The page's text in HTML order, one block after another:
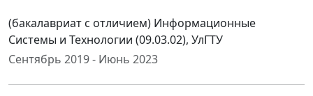
(бакалавриат с отличием) Информационные
Системы и Технологии (09.03.02), УлГТУ
Сентябрь 2019 - Июнь 2023